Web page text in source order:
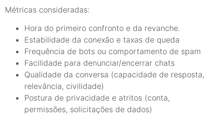
Métricas consideradas:
Hora do primeiro confronto e da revanche.
Estabilidade da conexão e taxas de queda
Frequência de bots ou comportamento de spam
Facilidade para denunciar/encerrar chats
Qualidade da conversa (capacidade de resposta,
relevância, civilidade)
Postura de privacidade e atritos (conta,
permissões, solicitações de dados)